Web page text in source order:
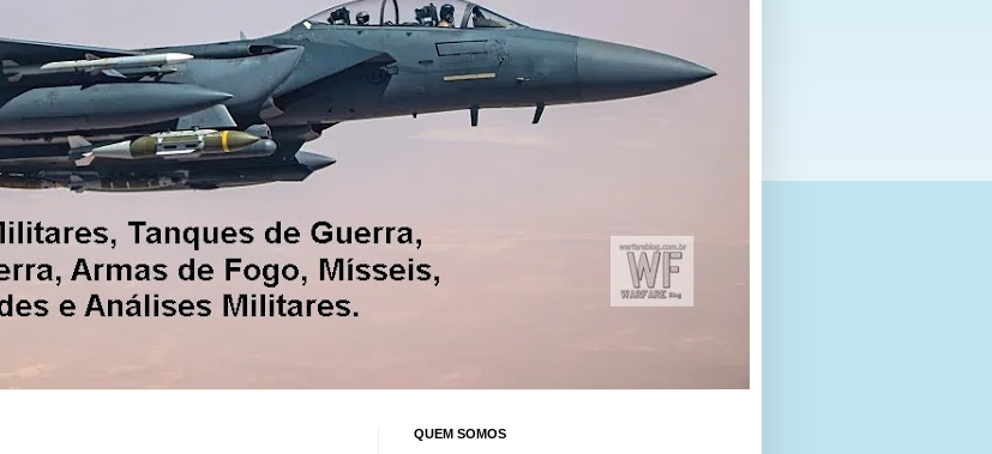
QUEM SOMOS